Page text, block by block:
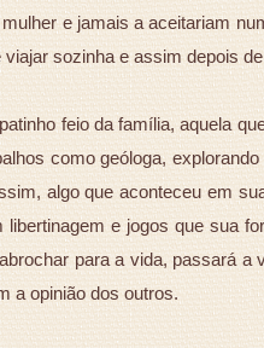
e jamais a aceitariam
viajar sozinha e assim depois
feio da família, aquela
como geóloga,
algo que aconteceu em
libertinagem e jogos que sua
para a vida, passará
a opinião dos outros.